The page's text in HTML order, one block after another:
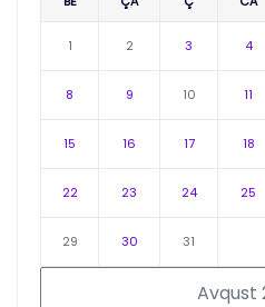
Avqust
1 2 3 4
8 9 10 11
15 16 17 18
22 23 24 25
29 30 31